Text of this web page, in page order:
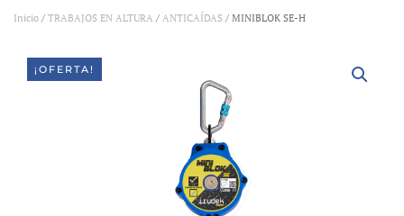
Inicio / TRABAJOS EN ALTURA / ANTICAÍDAS / MINIBLOK SE-H
¡OFERTA!